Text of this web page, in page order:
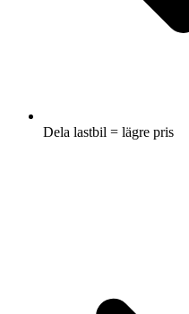
Dela lastbil = lägre pris